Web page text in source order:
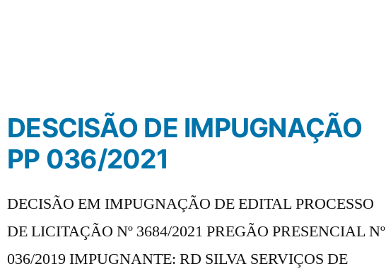
DESCISÃO DE IMPUGNAÇÃO
PP 036/2021
DECISÃO EM IMPUGNAÇÃO DE EDITAL PROCESSO
DE LICITAÇÃO Nº 3684/2021 PREGÃO PRESENCIAL Nº
036/2019 IMPUGNANTE: RD SILVA SERVIÇOS DE